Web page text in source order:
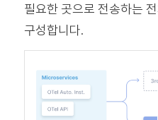
필요한 곳으로 전송하는
구성합니다.